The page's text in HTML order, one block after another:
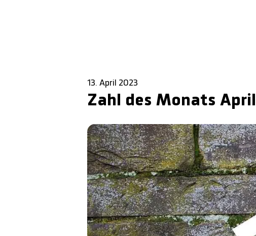
13. April 2023
Zahl des Monats